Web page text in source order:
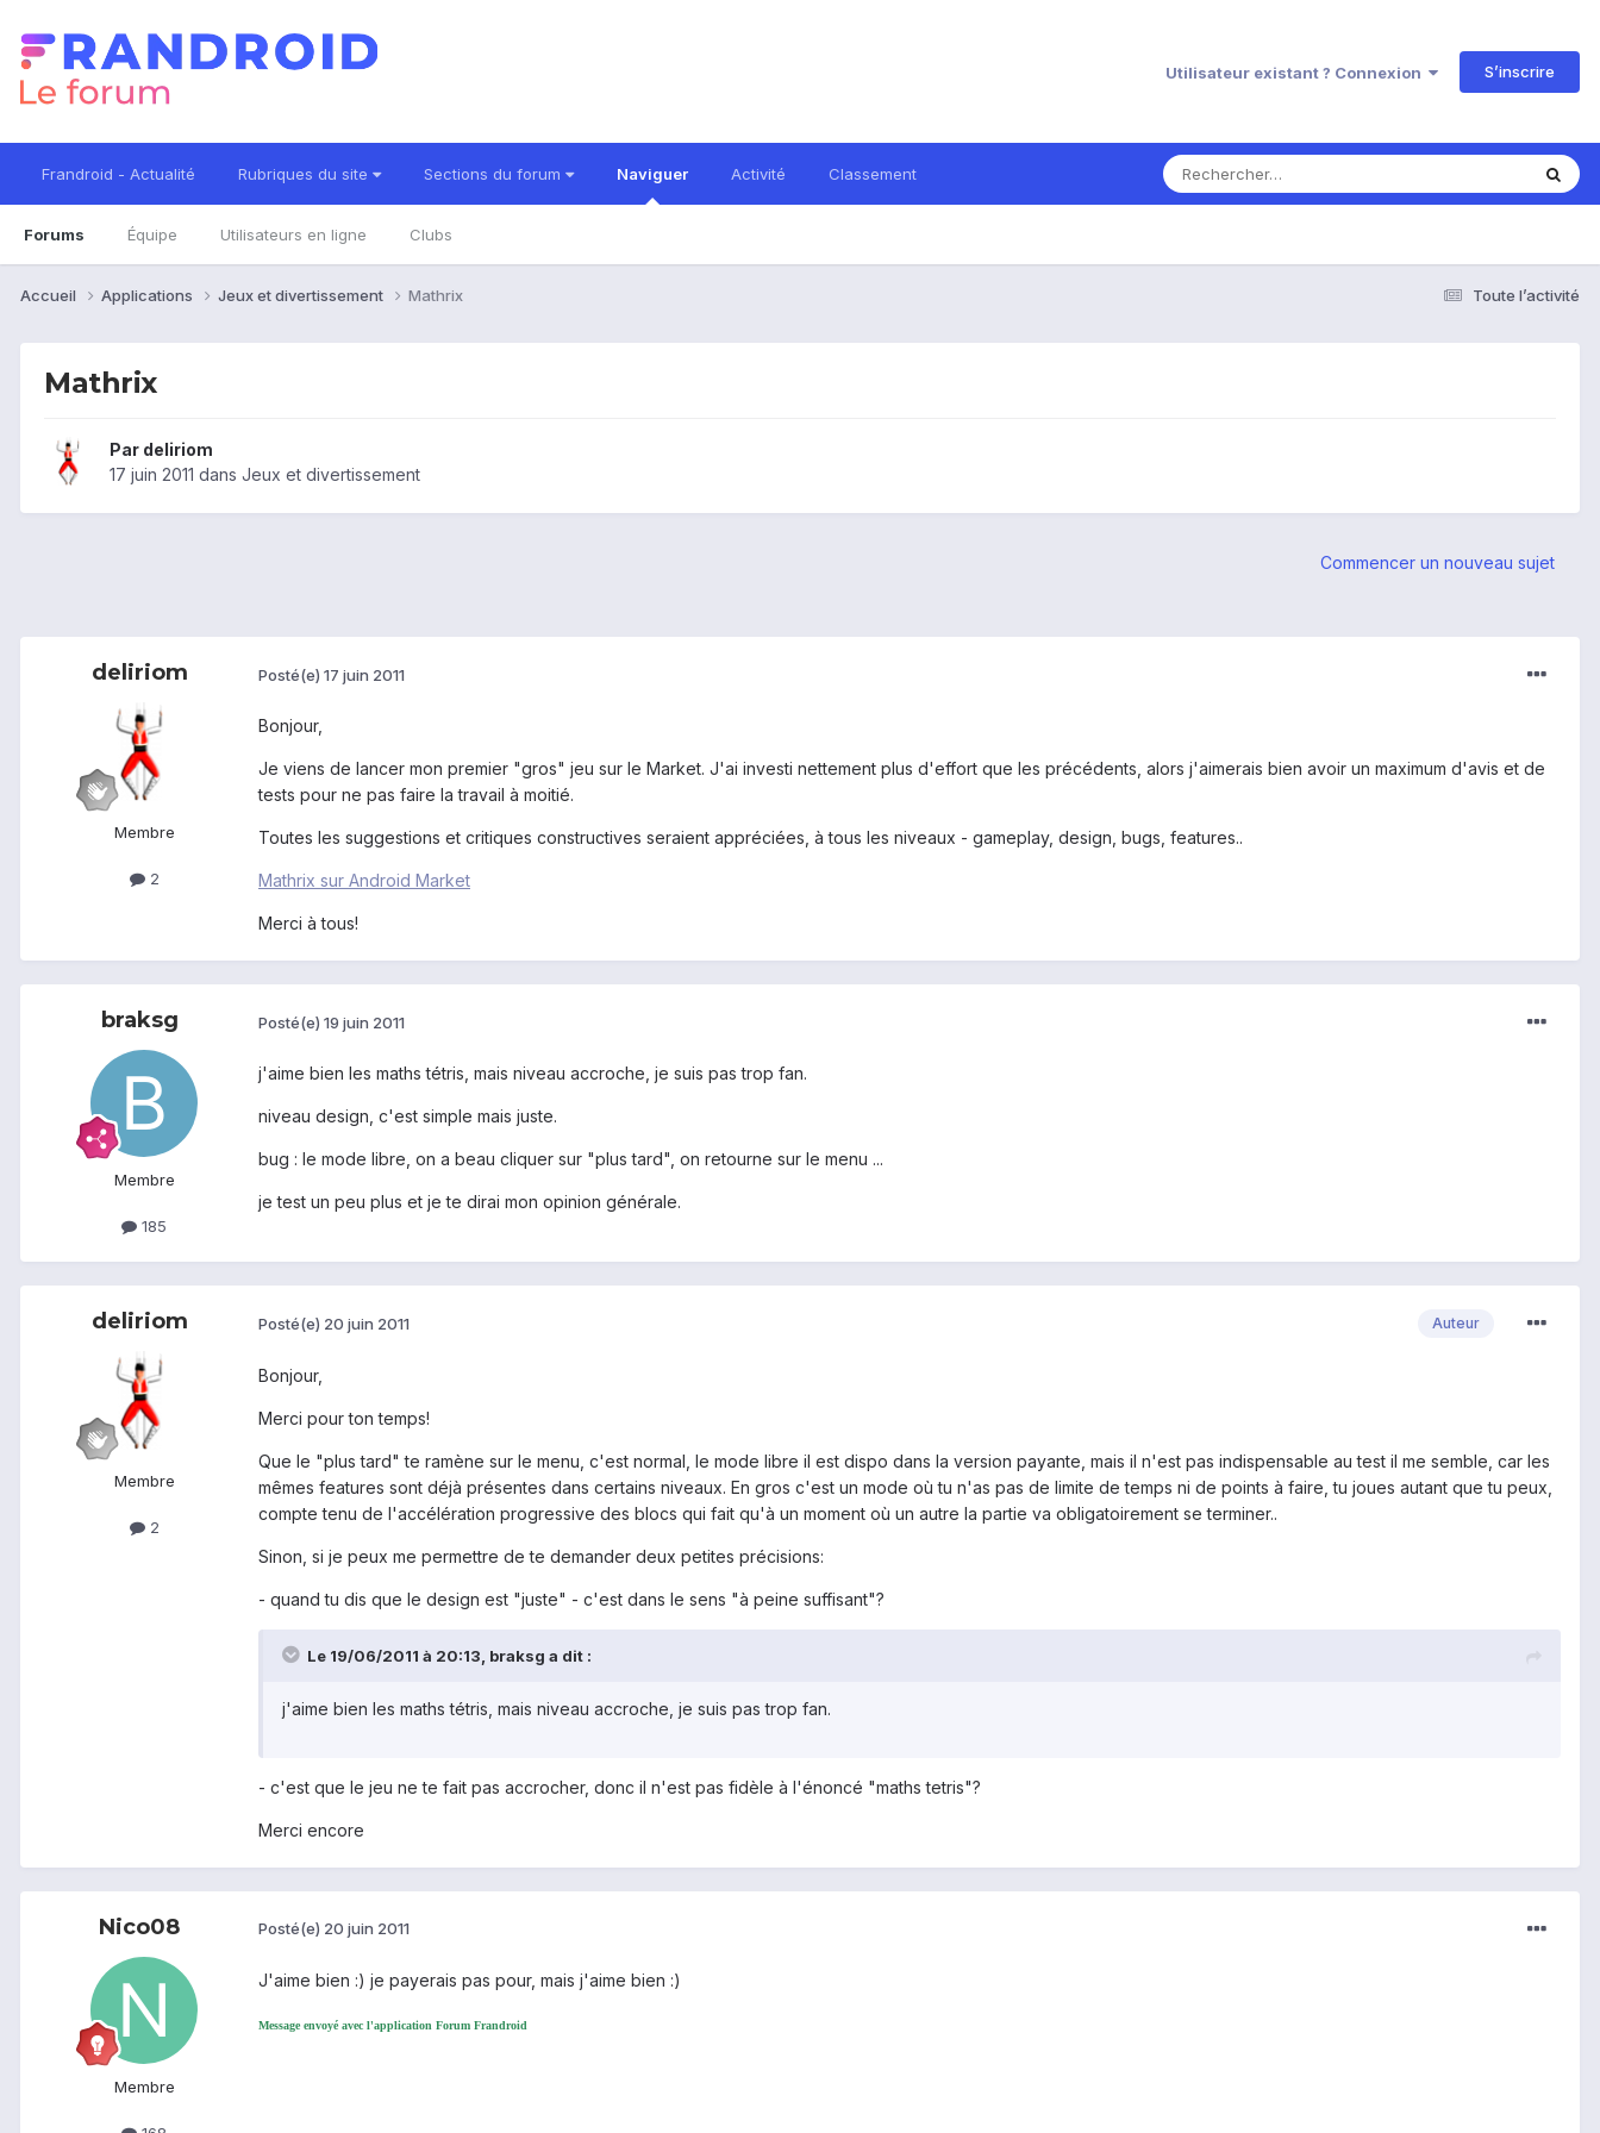
Utilisateur existant ? Connexion S’inscrire
Frandroid - Actualité Rubriques du site Sections du forum Naviguer
Forums Équipe Utilisateurs en ligne Clubs
Activité Classement
Toute l’activité
Accueil Applications Jeux et divertissement Mathrix
Mathrix
Par deliriom
17 juin 2011 dans Jeux et divertissement
Commencer un nouveau sujet
deliriom
Membre
2
Posté(e) 17 juin 2011
Bonjour,
Je viens de lancer mon premier "gros" jeu sur le Market. J'ai investi nettement plus d'effort que les précédents, alors j'aimerais bien avoir un maximum d'avis et de
tests pour ne pas faire la travail à moitié.
Toutes les suggestions et critiques constructives seraient appréciées, à tous les niveaux - gameplay, design, bugs, features..
Mathrix sur Android Market
Merci à tous!
braksg
Membre
185
Posté(e) 19 juin 2011
j'aime bien les maths tétris, mais niveau accroche, je suis pas trop fan.
niveau design, c'est simple mais juste.
bug : le mode libre, on a beau cliquer sur "plus tard", on retourne sur le menu ...
je test un peu plus et je te dirai mon opinion générale.
deliriom
Membre
2
Auteur
Posté(e) 20 juin 2011
Bonjour,
Merci pour ton temps!
Que le "plus tard" te ramène sur le menu, c'est normal, le mode libre il est dispo dans la version payante, mais il n'est pas indispensable au test il me semble, car les
mêmes features sont déjà présentes dans certains niveaux. En gros c'est un mode où tu n'as pas de limite de temps ni de points à faire, tu joues autant que tu peux,
compte tenu de l'accélération progressive des blocs qui fait qu'à un moment où un autre la partie va obligatoirement se terminer..
Sinon, si je peux me permettre de te demander deux petites précisions:
- quand tu dis que le design est "juste" - c'est dans le sens "à peine suffisant"?
Le 19/06/2011 à 20:13, braksg a dit :
j'aime bien les maths tétris, mais niveau accroche, je suis pas trop fan.
- c'est que le jeu ne te fait pas accrocher, donc il n'est pas fidèle à l'énoncé "maths tetris"?
Merci encore
Nico08
Membre
Posté(e) 20 juin 2011
J'aime bien :) je payerais pas pour, mais j'aime bien :)
Message envoyé avec l'application Forum Frandroid